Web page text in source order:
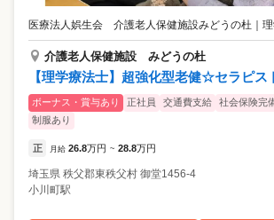
医療法人娯生会 介護老人保健施設みどうの杜
介護老人保健施設 みどうの杜
【理学療法士】超強化型老健☆セラピス
ボーナス・賞与あり 正社員 交通費支給 社会保険完
制服あり
正 月給 26.8万円 ~ 28.8万円
埼玉県 秩父郡東秩父村 御堂1456-4
小川町駅